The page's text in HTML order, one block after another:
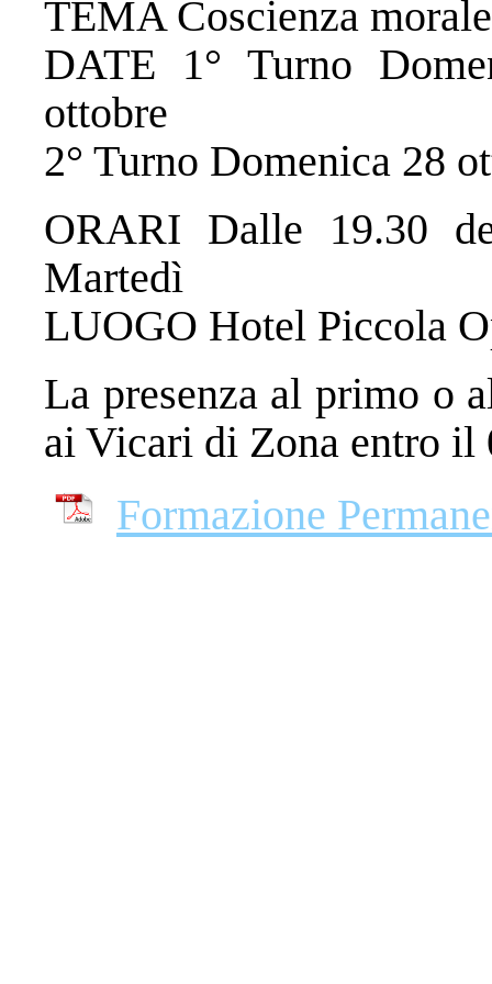
TEMA Coscienza
DATE 1° Turno
ottobre
2° Turno Domenica 28
ORARI Dalle 19.30
Martedì
LUOGO Hotel Piccola
La presenza al primo o
ai Vicari di Zona entro il
Formazione